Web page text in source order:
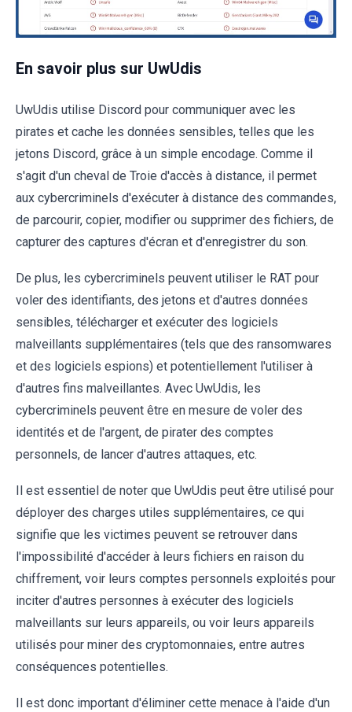
En savoir plus sur UwUdis
UwUdis utilise Discord pour communiquer avec les
pirates et cache les données sensibles, telles que les
jetons Discord, grâce à un simple encodage. Comme il
s'agit d'un cheval de Troie d'accès à distance, il permet
aux cybercriminels d'exécuter à distance des commandes,
de parcourir, copier, modifier ou supprimer des fichiers, de
capturer des captures d'écran et d'enregistrer du son.
De plus, les cybercriminels peuvent utiliser le RAT pour
voler des identifiants, des jetons et d'autres données
sensibles, télécharger et exécuter des logiciels
malveillants supplémentaires (tels que des ransomwares
et des logiciels espions) et potentiellement l'utiliser à
d'autres fins malveillantes. Avec UwUdis, les
cybercriminels peuvent être en mesure de voler des
identités et de l'argent, de pirater des comptes
personnels, de lancer d'autres attaques, etc.
Il est essentiel de noter que UwUdis peut être utilisé pour
déployer des charges utiles supplémentaires, ce qui
signifie que les victimes peuvent se retrouver dans
l'impossibilité d'accéder à leurs fichiers en raison du
chiffrement, voir leurs comptes personnels exploités pour
inciter d'autres personnes à exécuter des logiciels
malveillants sur leurs appareils, ou voir leurs appareils
utilisés pour miner des cryptomonnaies, entre autres
conséquences potentielles.
Il est donc important d'éliminer cette menace à l'aide d'un